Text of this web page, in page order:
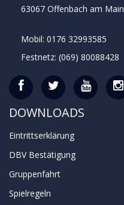
63067 Offenbach am Main
Mobil: 0176 32993585
Festnetz: (069) 80088428
DOWNLOADS
Eintrittserklärung
DBV Bestätigung
Gruppenfahrt
Spielregeln